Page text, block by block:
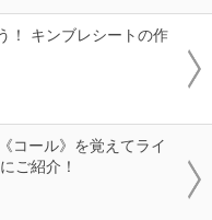
！ キンブレシートの作
コール》を覚えてライ
ご紹介！